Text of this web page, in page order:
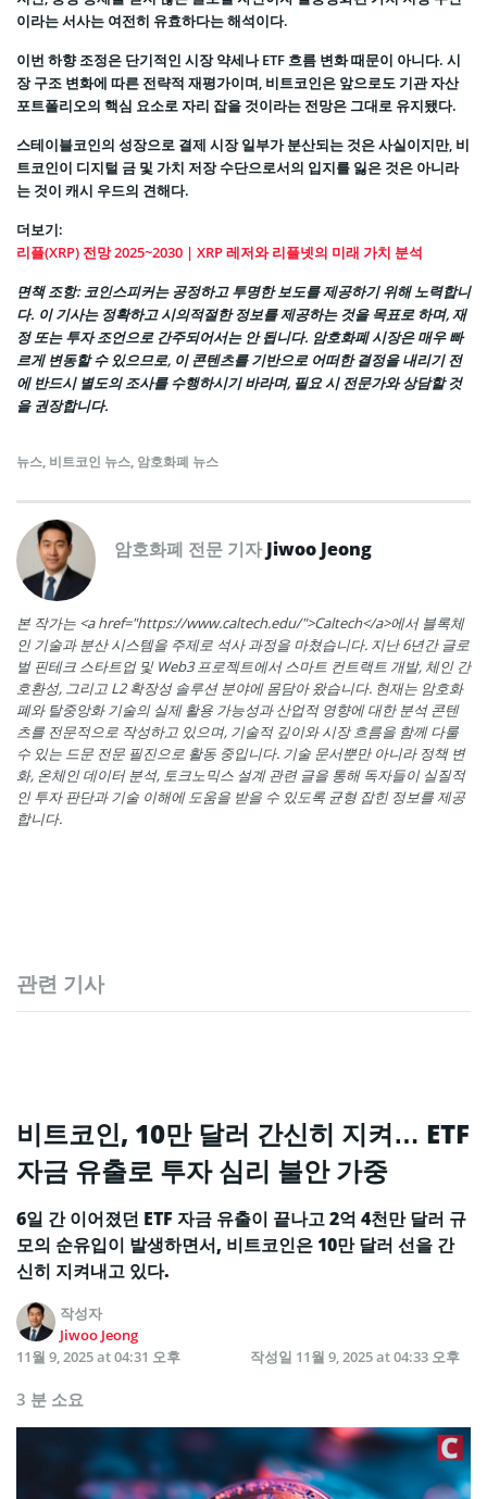
이라는 서사는 여전히 유효하다는 해석이다.
이번 하향 조정은 단기적인 시장 약세나 ETF 흐름 변화 때문이 아니다. 시
장 구조 변화에 따른 전략적 재평가이며, 비트코인은 앞으로도 기관 자산
포트폴리오의 핵심 요소로 자리 잡을 것이라는 전망은 그대로 유지됐다.
스테이블코인의 성장으로 결제 시장 일부가 분산되는 것은 사실이지만, 비
트코인이 디지털 금 및 가치 저장 수단으로서의 입지를 잃은 것은 아니라
는 것이 캐시 우드의 견해다.
더보기:
리플(XRP) 전망 2025~2030 | XRP 레저와 리플넷의 미래 가치 분석
면책 조항: 코인스피커는 공정하고 투명한 보도를 제공하기 위해 노력합니
다. 이 기사는 정확하고 시의적절한 정보를 제공하는 것을 목표로 하며, 재
정 또는 투자 조언으로 간주되어서는 안 됩니다. 암호화폐 시장은 매우 빠
르게 변동할 수 있으므로, 이 콘텐츠를 기반으로 어떠한 결정을 내리기 전
에 반드시 별도의 조사를 수행하시기 바라며, 필요 시 전문가와 상담할 것
을 권장합니다.
뉴스, 비트코인 뉴스, 암호화폐 뉴스
암호화폐 전문 기자Jiwoo Jeong
본 작가는 <a href="https://www.caltech.edu/">Caltech</a>에서 블록체
인 기술과 분산 시스템을 주제로 석사 과정을 마쳤습니다. 지난 6년간 글로
벌 핀테크 스타트업 및 Web3 프로젝트에서 스마트 컨트랙트 개발, 체인 간
호환성, 그리고 L2 확장성 솔루션 분야에 몸담아 왔습니다. 현재는 암호화
폐와 탈중앙화 기술의 실제 활용 가능성과 산업적 영향에 대한 분석 콘텐
츠를 전문적으로 작성하고 있으며, 기술적 깊이와 시장 흐름을 함께 다룰
수 있는 드문 전문 필진으로 활동 중입니다. 기술 문서뿐만 아니라 정책 변
화, 온체인 데이터 분석, 토크노믹스 설계 관련 글을 통해 독자들이 실질적
인 투자 판단과 기술 이해에 도움을 받을 수 있도록 균형 잡힌 정보를 제공
합니다.
관련 기사
비트코인, 10만 달러 간신히 지켜… ETF
자금 유출로 투자 심리 불안 가중
6일 간 이어졌던 ETF 자금 유출이 끝나고 2억 4천만 달러 규
모의 순유입이 발생하면서, 비트코인은 10만 달러 선을 간
신히 지켜내고 있다.
작성자
Jiwoo Jeong
11월 9, 2025 at 04:31 오후
작성일 11월 9, 2025 at 04:33 오후
3 분 소요